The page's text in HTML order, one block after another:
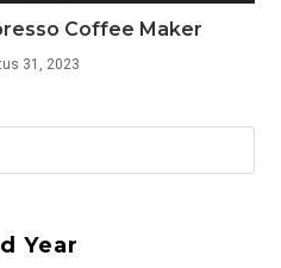
Coffee Maker
31, 2023
Year